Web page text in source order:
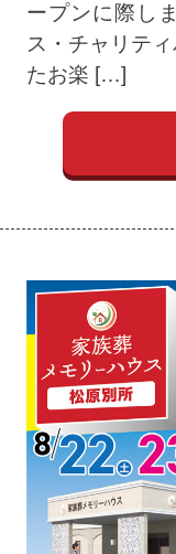
ープンに際し
ス・チャリテ
たお楽 […]